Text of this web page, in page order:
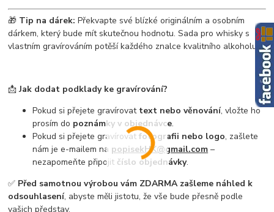
🎁 Tip na dárek: Překvapte své blízké originálním a osobním
dárkem, který bude mít skutečnou hodnotu. Sada pro whisky s
vlastním gravírováním potěší každého znalce kvalitního alkoholu.
📩Jak dodat podklady ke gravírování?
Pokud si přejete gravírovat text nebo věnování, vložte ho
prosím do poznámky v objednávce.
Pokud si přejete gravírovatfotografii nebo logo, zašlete
nám je e-mailem na popisekHK@gmail.com –
nezapomeňte připojit číslo objednávky.
✅ Před samotnou výrobou vám ZDARMA zašleme náhled k
odsouhlasení, abyste měli jistotu, že vše bude přesně podle
vašich představ.